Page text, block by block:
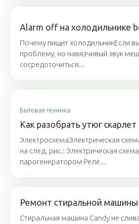
Alarm off на холодильнике
Почему пищит холодильникЕсли
проблему, но навязчивый звук
сосредоточиться...
Бытовая техника
Как разобрать утюг
ЭлектросхемаЭлектрическая
на след. рис.: Электрическая
парогенератором Реле...
Ремонт стиральной машины
Стиральная машина Candy не